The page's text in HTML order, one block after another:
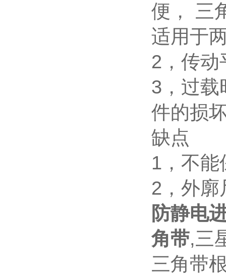
便， 三
适用于
2，传动
3，过载
件的损
缺点
1，不能
2，外廓
防静电
角带,三
三角带